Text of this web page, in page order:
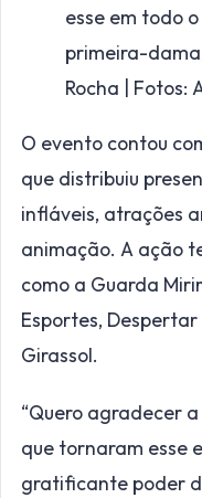
esse em todo
primeira-
Rocha | Fotos:
O evento contou
que distribuiu
infláveis, atrações
animação. A ação
como a Guarda
Esportes,
Girassol.
“Quero agradecer
que tornaram esse
gratificante poder